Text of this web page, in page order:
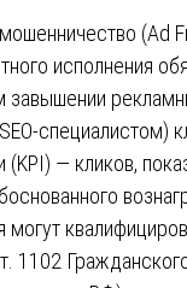
(Ad
исполнения
завышении
специалистом)
(KPI) — кликов,
могут
1102